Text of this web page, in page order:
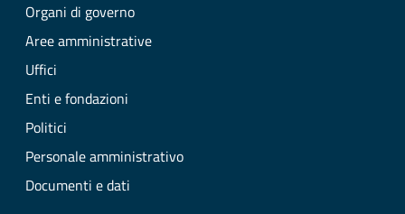
Organi di governo
Aree amministrative
Uffici
Enti e fondazioni
Politici
Personale amministrativo
Documenti e dati